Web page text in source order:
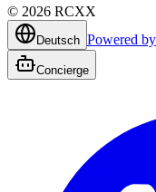
© 2026 RCXX
Deutsch Powered
Concierge